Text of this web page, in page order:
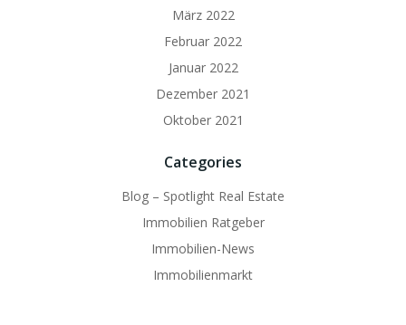
März 2022
Februar 2022
Januar 2022
Dezember 2021
Oktober 2021
Categories
Blog – Spotlight Real Estate
Immobilien Ratgeber
Immobilien-News
Immobilienmarkt